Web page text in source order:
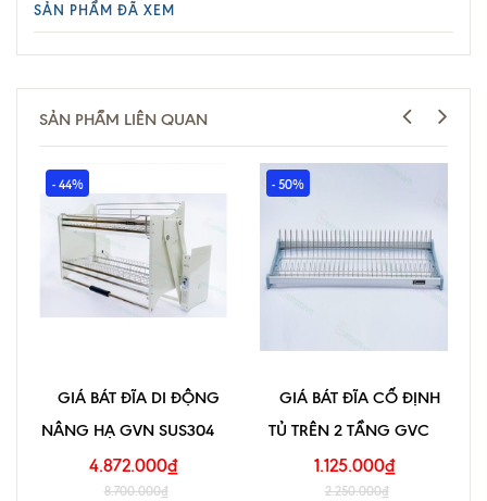
SẢN PHẨM ĐÃ XEM
SẢN PHẨM LIÊN QUAN
- 44%
GIÁ BÁT ĐĨA DI ĐỘNG
NÂNG HẠ GVN SUS304
4.872.000₫
8.700.000₫
- 50%
GIÁ BÁT ĐĨA CỐ ĐỊNH
TỦ TRÊN 2 TẦNG GVC
1.125.000₫
2.250.000₫